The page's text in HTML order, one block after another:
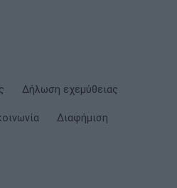
Δήλωση εχεμύθειας
Διαφήμιση